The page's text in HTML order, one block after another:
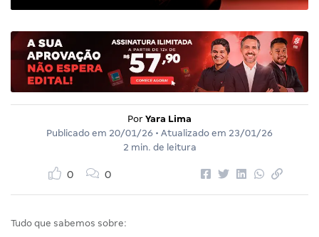
Por Yara Lima
Publicado em 20/01/26 • Atualizado em 23/01/26
2 min. de leitura
0 0
Tudo que sabemos sobre: